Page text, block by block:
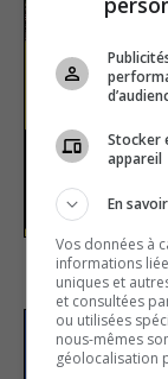
Les lacs
Stocker
appareil
En
Vos données à
informations
uniques et
et consultées
ou utilisées
nous-mêmes
géolocalisation